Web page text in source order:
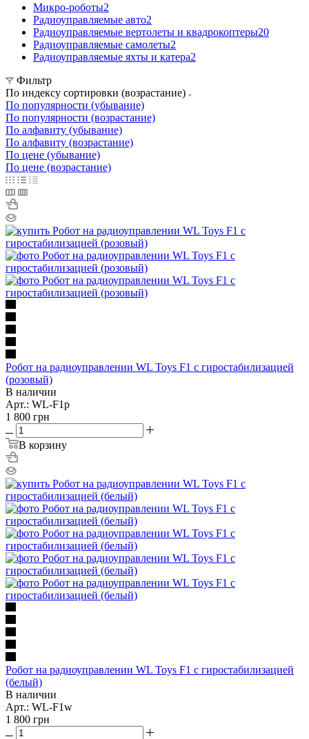
Микро-роботы2
Радиоуправляемые авто2
Радиоуправляемые вертолеты и квадрокоптеры20
Радиоуправляемые самолеты2
Радиоуправляемые яхты и катера2
Фильтр
По индексу сортировки (возрастание)
По популярности (убывание)
По популярности (возрастание)
По алфавиту (убывание)
По алфавиту (возрастание)
По цене (убывание)
По цене (возрастание)
Робот на радиоуправлении WL Toys F1 с гиростабилизацией
(розовый)
В наличии
Арт.: WL-F1p
1 800 грн
В корзину
Робот на радиоуправлении WL Toys F1 с гиростабилизацией
(белый)
В наличии
Арт.: WL-F1w
1 800 грн